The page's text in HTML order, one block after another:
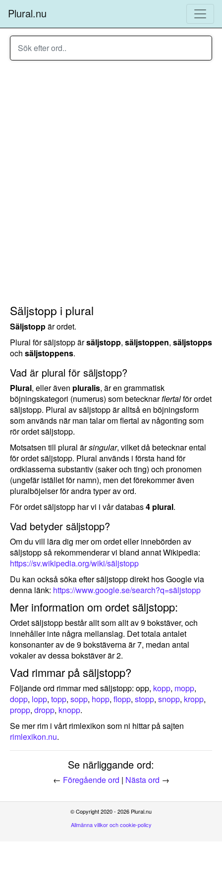
Plural.nu
Säljstopp i plural
Säljstoppär ordet.
Plural för säljstopp ärsäljstopp, säljstoppen, säljstopps
och säljstoppens.
Vad är plural för säljstopp?
Plural, eller även pluralis, är en grammatisk
böjningskategori (numerus) som betecknarflertalför ordet
säljstopp. Plural av säljstopp är alltså en böjningsform
som används när man talar om flertal av någonting som
rör ordet säljstopp.
Motsatsen till plural ärsingular, vilket då betecknar ental
för ordet säljstopp. Plural används i första hand för
ordklasserna substantiv (saker och ting) och pronomen
(ungefär istället för namn), men det förekommer även
pluralböjelser för andra typer av ord.
För ordet säljstopp har vi i vår databas4 plural.
Vad betyder säljstopp?
Om du vill lära dig mer om ordet eller innebörden av
säljstopp så rekommenderar vi bland annat Wikipedia:
https://sv.wikipedia.org/wiki/säljstopp
Du kan också söka efter säljstopp direkt hos Google via
denna länk: https://www.google.se/search?q=säljstopp
Mer information om ordet säljstopp:
Ordet säljstopp består allt som allt av 9 bokstäver, och
innehåller inte några mellanslag. Det totala antalet
konsonanter av de 9 bokstäverna är 7, medan antal
vokaler av dessa bokstäver är 2.
Vad rimmar på säljstopp?
Följande ord rimmar med säljstopp: opp, kopp, mopp,
dopp, lopp, topp, sopp, hopp, flopp, stopp, snopp, kropp,
propp, dropp, knopp.
Se mer rim i vårt rimlexikon som ni hittar på sajten
rimlexikon.nu.
Se närliggande ord:
← Föregående ord | Nästa ord →
© Copyright 2020 - 2026 Plural.nu
Allmänna villkor och cookie-policy